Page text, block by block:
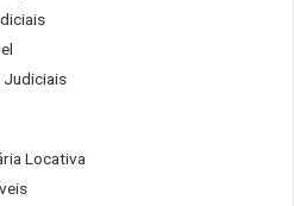
Judiciais
Locativa